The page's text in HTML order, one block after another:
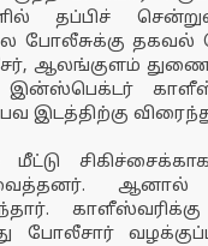
தப்பிச்
போலீசுக்கு தகவல்
ஆலங்குளம்
இடத்திற்கு
ஆனால்
போலீசார்